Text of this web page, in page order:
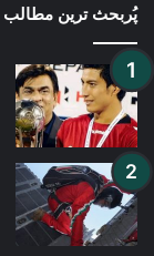
پُربحث ترین مطالب